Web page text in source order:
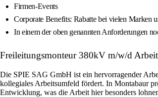
Firmen-Events
Corporate Benefits: Rabatte bei vielen Marken
In einem der oben genannten Anforderungen
Freileitungsmonteur 380kV m/w/d
Die SPIE SAG GmbH ist ein hervorragender
kollegiales Arbeitsumfeld fördert. In Montabaur
Entwicklung, was die Arbeit hier besonders